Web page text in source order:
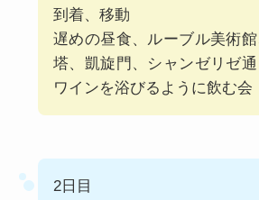
到着、移動
遅めの昼食、ルーブル美術
塔、凱旋門、シャンゼリゼ
ワインを浴びるように飲む会
2日目